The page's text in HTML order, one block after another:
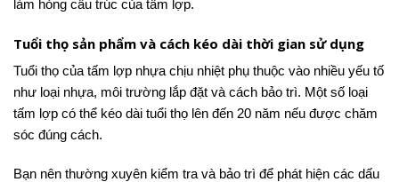
làm hỏng cấu trúc của tấm lợp.
Tuổi thọ sản phẩm và cách kéo dài thời gian sử dụng
Tuổi thọ của tấm lợp nhựa chịu nhiệt phụ thuộc vào nhiều yếu tố
như loại nhựa, môi trường lắp đặt và cách bảo trì. Một số loại
tấm lợp có thể kéo dài tuổi thọ lên đến 20 năm nếu được chăm
sóc đúng cách.
Bạn nên thường xuyên kiểm tra và bảo trì để phát hiện các dấu